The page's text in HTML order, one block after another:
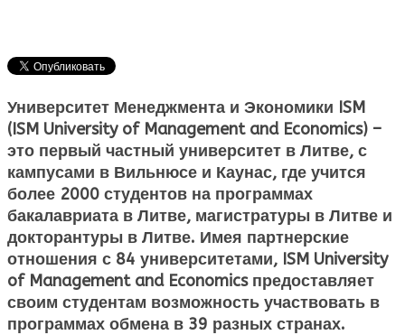
Университет Менеджмента и Экономики ISM
(ISM University of Management and Economics) –
это первый частный университет в Литве, с
кампусами в Вильнюсе и Каунас, где учится
более 2000 студентов на программах
бакалавриата в Литве, магистратуры в Литве и
докторантуры в Литве. Имея партнерские
отношения с 84 университетами, ISM University
of Management and Economics предоставляет
своим студентам возможность участвовать в
программах обмена в 39 разных странах.